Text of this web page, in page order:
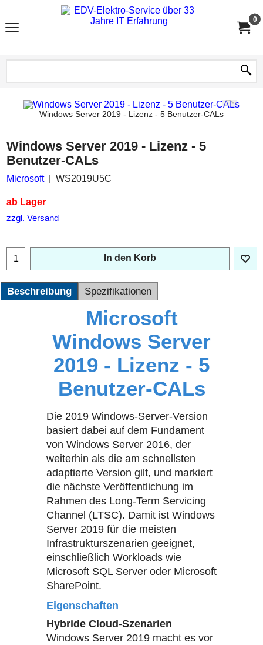
0
Windows Server 2019 - Lizenz - 5 Benutzer-CALs
Windows Server 2019 - Lizenz - 5
Benutzer-CALs
Microsoft WS2019U5C
ab Lager
zzgl. Versand
In den Korb
Beschreibung Spezifikationen
Microsoft
Windows Server
2019 - Lizenz - 5
Benutzer-CALs
Die 2019 Windows-Server-Version
basiert dabei auf dem Fundament
von Windows Server 2016, der
weiterhin als die am schnellsten
adaptierte Version gilt, und markiert
die nächste Veröffentlichung im
Rahmen des Long-Term Servicing
Channel (LTSC). Damit ist Windows
Server 2019 für die meisten
Infrastrukturszenarien geeignet,
einschließlich Workloads wie
Microsoft SQL Server oder Microsoft
SharePoint.
Eigenschaften
Hybride Cloud-Szenarien
Windows Server 2019 macht es vor